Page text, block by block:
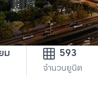
ม 593
จำนวนยูนิต